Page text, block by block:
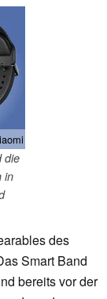
die
in
des
Smart Band
bereits vor der